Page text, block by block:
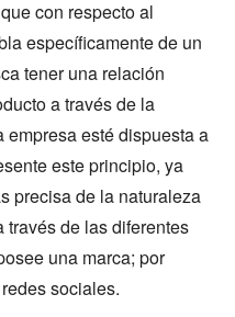
con respecto al
específicamente de un
tener una relación
a través de la
esté dispuesta a
este principio, ya
precisa de la naturaleza
través de las diferentes
una marca; por
sociales.